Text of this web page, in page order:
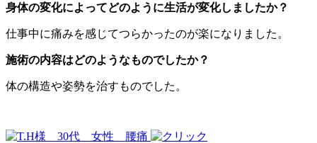
身体の変化によってどのように生活が変化しましたか？
仕事中に痛みを感じてつらかったのが楽になりました。
施術の内容はどのようなものでしたか？
体の構造や姿勢を治すものでした。